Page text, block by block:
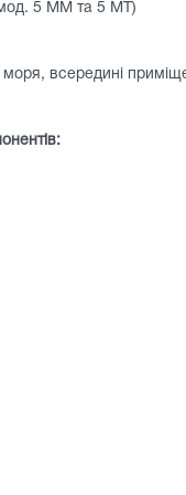
мод. 5 ММ ​​та 5 МТ)
всередині